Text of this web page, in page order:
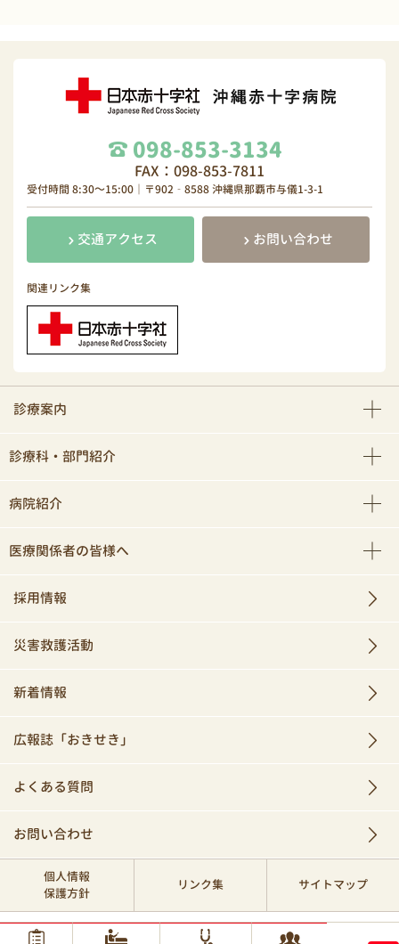
098-853-3134
FAX：098-853-7811
受付時間 8:30～15:00｜〒902‐8588 沖縄県那覇市与儀1-3-1
交通アクセス お問い合わせ
関連リンク集
診療案内
診療科・部門紹介
病院紹介
医療関係者の皆様へ
採用情報
災害救護活動
新着情報
広報誌「おきせき」
よくある質問
お問い合わせ
個人情報
保護方針
リンク集 サイトマップ